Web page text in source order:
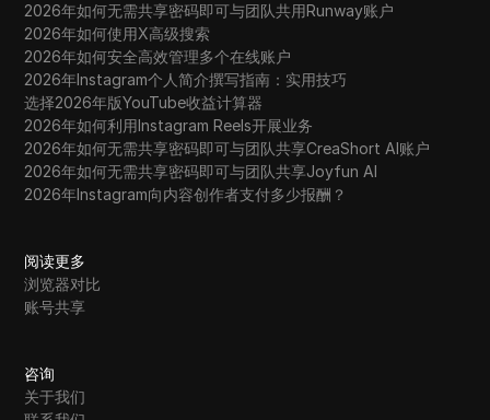
2026年如何无需共享密码即可与团队共用Runway账户
2026年如何使用X高级搜索
2026年如何安全高效管理多个在线账户
2026年Instagram个人简介撰写指南：实用技巧
选择2026年版YouTube收益计算器
2026年如何利用Instagram Reels开展业务
2026年如何无需共享密码即可与团队共享CreaShort AI账户
2026年如何无需共享密码即可与团队共享Joyfun AI
2026年Instagram向内容创作者支付多少报酬？
阅读更多
浏览器对比
账号共享
咨询
关于我们